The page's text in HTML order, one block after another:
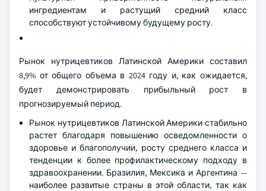
ингредиентам и растущий средний класс
способствуют устойчивому будущему росту.
Рынок нутрицевтиков Латинской Америки составил
8,9% от общего объема в 2024 году и, как ожидается,
будет демонстрировать прибыльный рост в
прогнозируемый период.
Рынок нутрицевтиков Латинской Америки стабильно
растет благодаря повышению осведомленности о
здоровье и благополучии, росту среднего класса и
тенденции к более профилактическому подходу в
здравоохранении. Бразилия, Мексика и Аргентина —
наиболее развитые страны в этой области, так как